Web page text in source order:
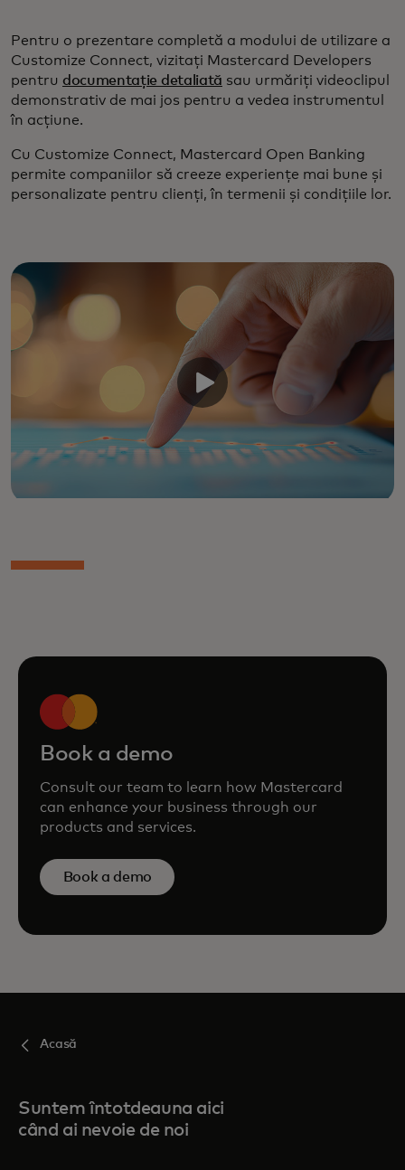
Pentru o prezentare completă a modului de utilizare a
Customize Connect, vizitați Mastercard Developers
pentru documentație detaliată sau urmăriți videoclipul
demonstrativ de mai jos pentru a vedea instrumentul
în acțiune.
Cu Customize Connect, Mastercard Open Banking
permite companiilor să creeze experiențe mai bune și
personalizate pentru clienți, în termenii și condițiile lor.
Book a demo
Consult our team to learn how Mastercard
can enhance your business through our
products and services.
Book a demo
Acasă
Suntem întotdeauna aici
când ai nevoie de noi